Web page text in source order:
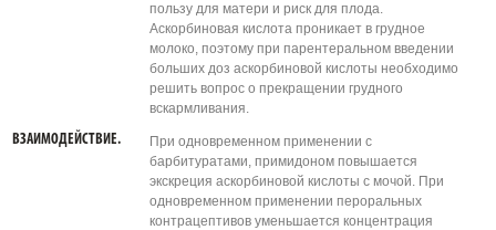
пользу для матери и риск для плода.
Аскорбиновая кислота проникает в грудное
молоко, поэтому при парен­теральном введении
больших доз аскорбиновой кислоты необходимо
решить вопрос о прекращении грудного
вскармливания.
ВЗАИМОДЕЙСТВИЕ.
При одновременном применении с
барбитуратами, примидоном повышается
экскреция аскорбиновой кислоты с мочой. При
одновременном применении пероральных
контрацептивов уменьшается концентрация